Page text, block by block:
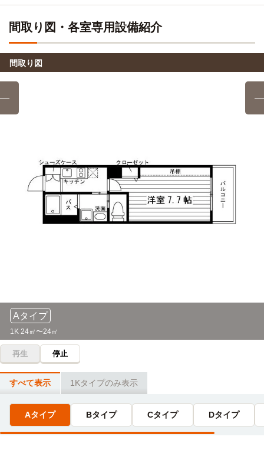
12分
「塩釜口」駅→（地下鉄鶴舞線12分）→「鶴舞」駅
電車
愛知教育大学
名城大学(大学院) その他
9分
間取り図・各室専用設備紹介
間取り図
Aタイプ
1K 24㎡〜24㎡
再生 停止
すべて表示 1Kタイプのみ表示
Aタイプ Bタイプ Cタイプ Dタイプ